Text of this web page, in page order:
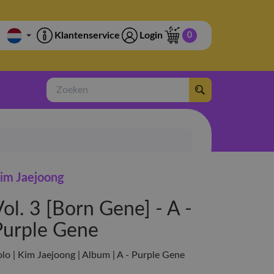
Klantenservice Login 0
Zoeken
Jaejoong
3 [Born Gene] - A -
Gene
| Kim Jaejoong | Album | A - Purple Gene